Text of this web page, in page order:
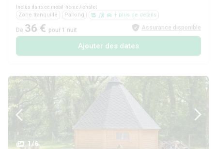
Inclus dans ce mobil-home / chalet
Zone tranquille Parking + plus de détails
De 36 € pour 1 nuit Assurance disponible
Ajouter des dates
1/6